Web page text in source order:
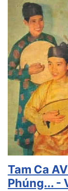
Tam Ca
Phúng... -